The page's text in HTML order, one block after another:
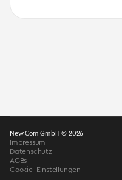
New Com GmbH © 2026
Impressum
Datenschutz
AGBs
Cookie–Einstellungen